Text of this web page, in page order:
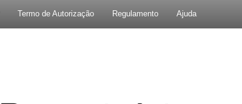
Termo de Autorização Regulamento Ajuda